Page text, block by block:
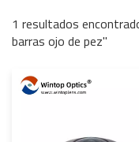
1 resultados
barras ojo de pez"